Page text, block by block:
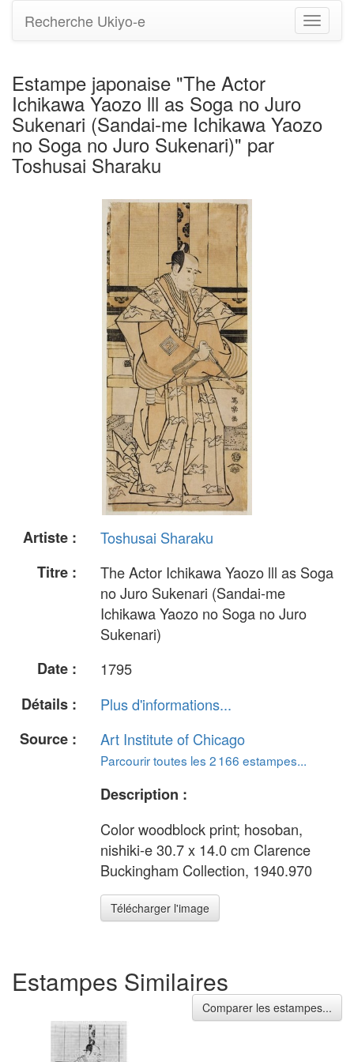
Basculer
la
Recherche Ukiyo-e
Estampe japonaise "The Actor
Ichikawa Yaozo lll as Soga no Juro
Sukenari (Sandai-me Ichikawa Yaozo
no Soga no Juro Sukenari)" par
Toshusai Sharaku
Artiste :
Toshusai Sharaku
Titre :
The Actor Ichikawa Yaozo lll as Soga
no Juro Sukenari (Sandai-me
Ichikawa Yaozo no Soga no Juro
Sukenari)
Date :
1795
Détails :
Plus d'informations...
Source :
Art Institute of Chicago
Parcourir toutes les 2 166 estampes...
Description :
Color woodblock print; hosoban,
nishiki-e 30.7 x 14.0 cm Clarence
Buckingham Collection, 1940.970
Télécharger l'image
Estampes Similaires
Comparer les estampes...